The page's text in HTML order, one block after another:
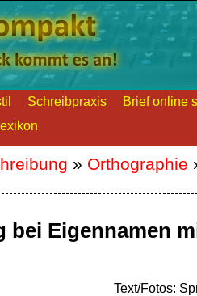
Schreibpraxis
Brief online
» Orthographie
bei Eigennamen
Text/Fotos: